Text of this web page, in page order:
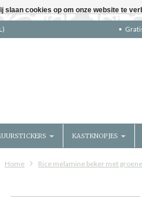
KASTKNOPJES
Home Rice melamine beker met
slaan cookies op om onze website te